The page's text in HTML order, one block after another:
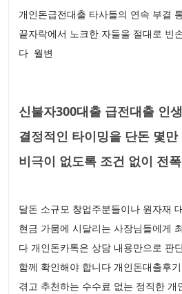
개인돈급전대출 타사들의 연속 부결
끝자락에서 노크한 자들을 절대로 빈
다 월변
신불자300대출 급전대출 인
결정적인 타이밍을 단돈 몇
비극이 없도록 조건 없이 전
달돈 소규모 창업주분들이나 원자재
현금 가뭄에 시달리는 사장님들에게
다 개인돈카톡은 상담 내용만으로 판
함께 확인해야 합니다 개인돈대출후
겪고 추천하는 수수료 없는 정직한 개